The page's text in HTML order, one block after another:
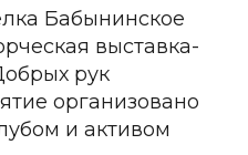
Бабынинское
выставка-
рук
организовано
и активом